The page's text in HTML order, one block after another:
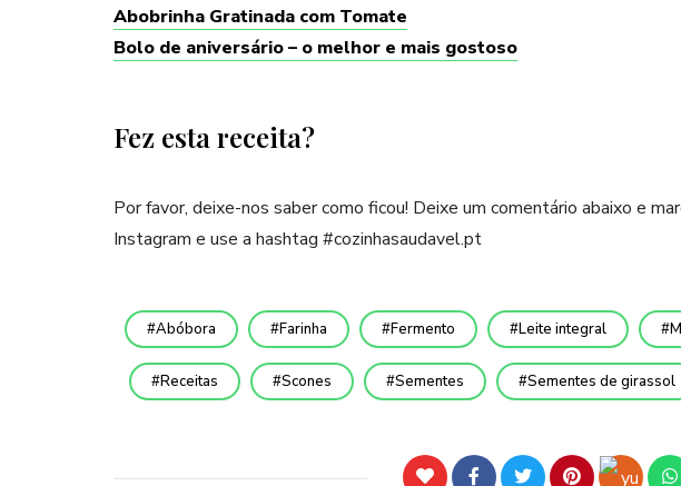
Abobrinha Gratinada com Tomate
Bolo de aniversário – o melhor e mais gostoso
Fez esta receita?
Por favor, deixe-nos saber como ficou! Deixe um comentário abaixo e
Instagram e use a hashtag #cozinhasaudavel.pt
Abóbora Farinha Fermento Leite integral
Receitas Scones Sementes Sementes de girassol